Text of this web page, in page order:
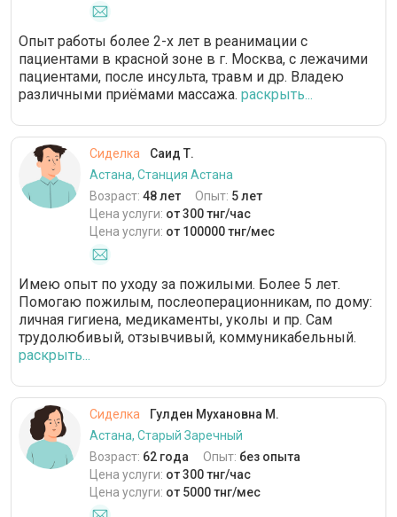
Опыт работы более 2-х лет в реанимации с
пациентами в красной зоне в г. Москва, с лежачими
пациентами, после инсульта, травм и др. Владею
различными приёмами массажа. раскрыть...
Сиделка
Саид Т.
Астана, Станция Астана
Возраст: 48 лет Опыт: 5 лет
Цена услуги: от 300 тнг/час
Цена услуги: от 100000 тнг/мес
Имею опыт по уходу за пожилыми. Более 5 лет.
Помогаю пожилым, послеоперационникам, по дому:
личная гигиена, медикаменты, уколы и пр. Сам
трудолюбивый, отзывчивый, коммуникабельный.
раскрыть...
Сиделка
Гулден Мухановна М.
Астана, Старый Заречный
Возраст: 62 года Опыт: без опыта
Цена услуги: от 300 тнг/час
Цена услуги: от 5000 тнг/мес